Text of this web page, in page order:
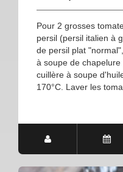
Pour 2 grosses
persil (persil italien à
de persil plat
à soupe de
cuillère à soupe
170°C. Laver les